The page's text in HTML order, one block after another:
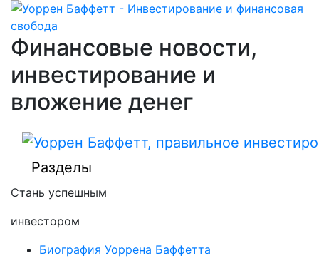
Финансовые новости,
инвестирование и
вложение денег
Разделы
Стань успешным
инвестором
Биография Уоррена Баффетта